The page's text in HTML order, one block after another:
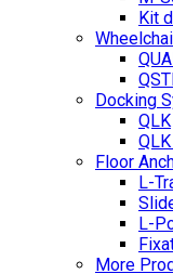
Kit
Docking
QLK
Floor
L-
L-
More